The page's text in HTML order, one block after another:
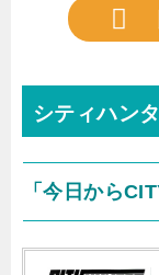
シティハン
「今日から